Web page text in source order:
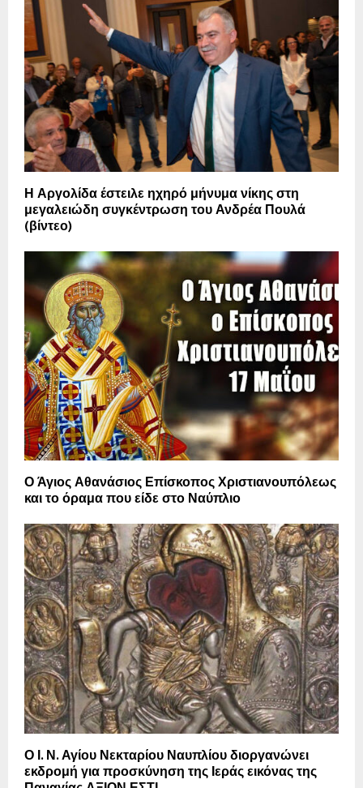
Η Αργολίδα έστειλε ηχηρό μήνυμα νίκης στη
μεγαλειώδη συγκέντρωση του Ανδρέα Πουλά
(βίντεο)
Ο Άγιος Αθανάσιος Επίσκοπος Χριστιανουπόλεως
και το όραμα που είδε στο Ναύπλιο
Ο Ι. Ν. Αγίου Νεκταρίου Ναυπλίου διοργανώνει
εκδρομή για προσκύνηση της Ιεράς εικόνας της